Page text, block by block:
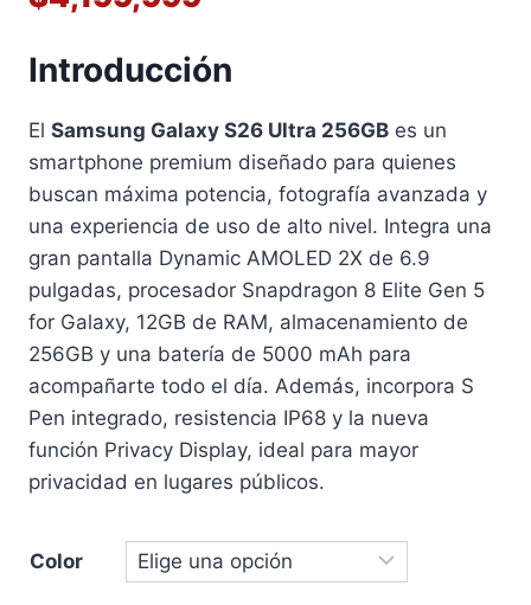
Introducción
El Samsung Galaxy S26 Ultra 256GB es un
smartphone premium diseñado para quienes
buscan máxima potencia, fotografía avanzada y
una experiencia de uso de alto nivel. Integra una
gran pantalla Dynamic AMOLED 2X de 6.9
pulgadas, procesador Snapdragon 8 Elite Gen 5
for Galaxy, 12GB de RAM, almacenamiento de
256GB y una batería de 5000 mAh para
acompañarte todo el día. Además, incorpora S
Pen integrado, resistencia IP68 y la nueva
función Privacy Display, ideal para mayor
privacidad en lugares públicos.
Color